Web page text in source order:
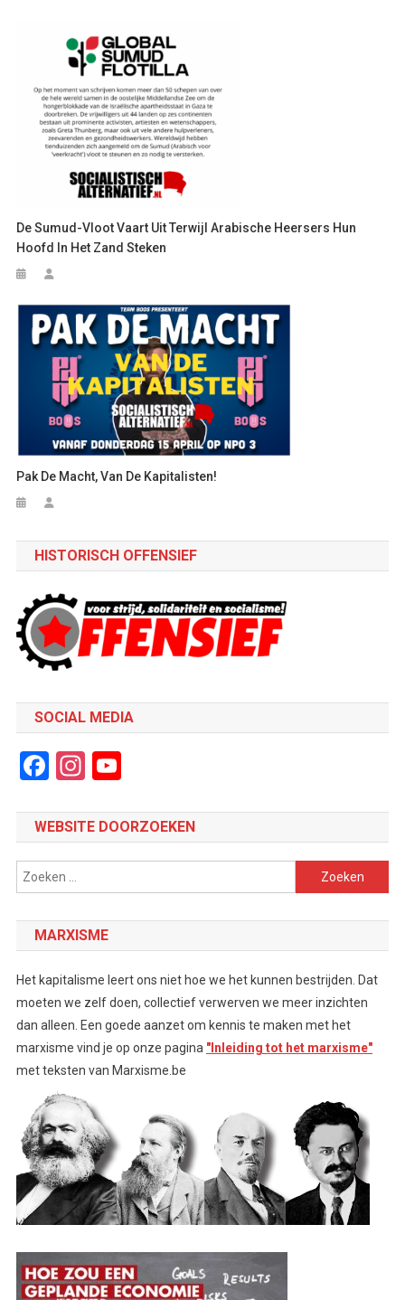
De Sumud-Vloot Vaart Uit Terwijl Arabische Heersers Hun
Hoofd In Het Zand Steken
Pak De Macht, Van De Kapitalisten!
HISTORISCH OFFENSIEF
SOCIAL MEDIA
Facebook
Instagram
YouTube
WEBSITE DOORZOEKEN
Zoeken
naar:
MARXISME
Het kapitalisme leert ons niet hoe we het kunnen bestrijden. Dat
moeten we zelf doen, collectief verwerven we meer inzichten
dan alleen. Een goede aanzet om kennis te maken met het
marxisme vind je op onze pagina "Inleiding tot het marxisme"
met teksten van Marxisme.be